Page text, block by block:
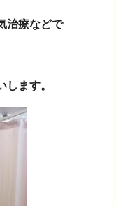
治療などで
ます。